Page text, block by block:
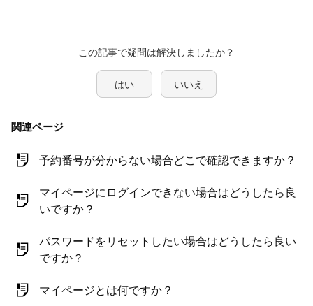
はい いいえ
関連ページ
予約番号が分からない場合どこで確認できますか？
マイページにログインできない場合はどうしたら良
いですか？
パスワードをリセットしたい場合はどうしたら良い
ですか？
マイページとは何ですか？